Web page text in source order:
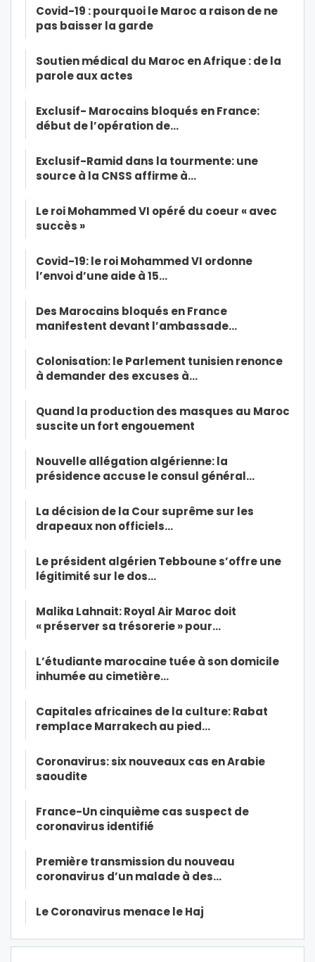
Covid-19 : pourquoi le Maroc a raison de ne
pas baisser la garde
Soutien médical du Maroc en Afrique : de la
parole aux actes
Exclusif- Marocains bloqués en France:
début de l’opération de…
Exclusif-Ramid dans la tourmente: une
source à la CNSS affirme à…
Le roi Mohammed VI opéré du coeur « avec
succès »
Covid-19: le roi Mohammed VI ordonne
l’envoi d’une aide à 15…
Des Marocains bloqués en France
manifestent devant l’ambassade…
Colonisation: le Parlement tunisien renonce
à demander des excuses à…
Quand la production des masques au Maroc
suscite un fort engouement
Nouvelle allégation algérienne: la
présidence accuse le consul général…
La décision de la Cour suprême sur les
drapeaux non officiels…
Le président algérien Tebboune s’offre une
légitimité sur le dos…
Malika Lahnait: Royal Air Maroc doit
« préserver sa trésorerie » pour…
L’étudiante marocaine tuée à son domicile
inhumée au cimetière…
Capitales africaines de la culture: Rabat
remplace Marrakech au pied…
Coronavirus: six nouveaux cas en Arabie
saoudite
France-Un cinquième cas suspect de
coronavirus identifié
Première transmission du nouveau
coronavirus d’un malade à des…
Le Coronavirus menace le Haj